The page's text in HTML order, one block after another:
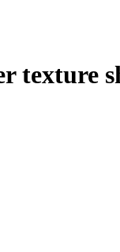
texture